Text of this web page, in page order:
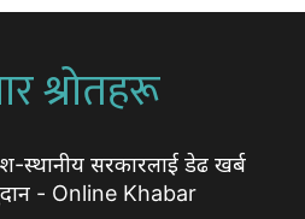
श्रोतहरू
स्थानीय सरकारलाई डेढ खर्ब
- Online Khabar